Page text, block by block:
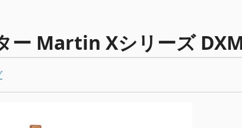
ー Martin Xシリーズ